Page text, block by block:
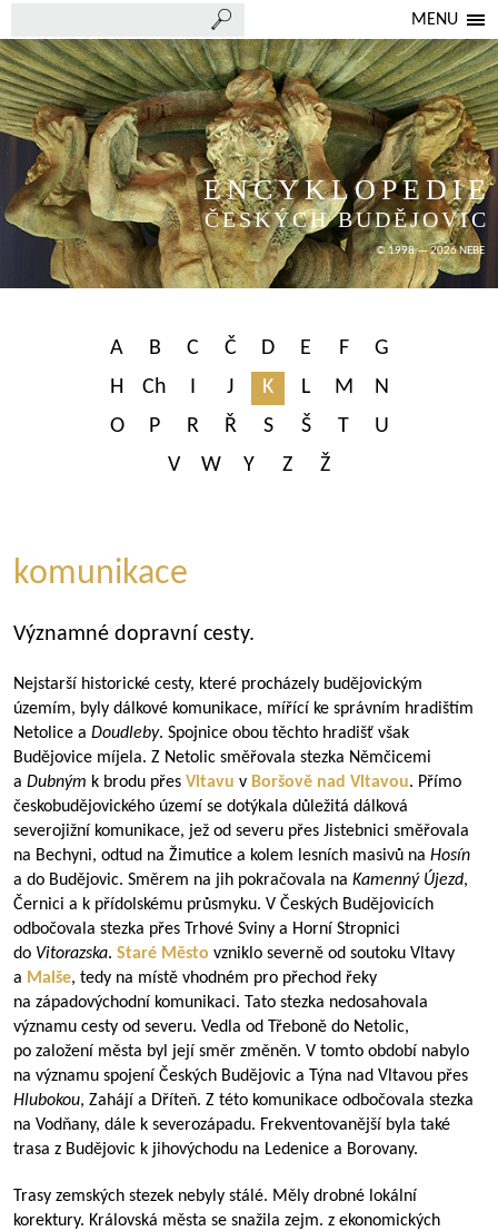
MENU
ENCYKLOPEDIE
ČESKÝCH BUDĚJOVIC
© 1998 — 2026 NEBE
A B C Č D E F
G
H
Ch I J K L M
N
O
P R Ř S Š T
U
V
W Y Z Ž
komunikace
Významné dopravní cesty.
Nejstarší historické cesty, které procházely budějovickým
územím, byly dálkové komunikace, mířící ke správním hradištím
Netolice a Doudleby. Spojnice obou těchto hradišť však
Budějovice míjela. Z Netolic směřovala stezka Němčicemi
a Dubným k brodu přes Vltavu v Boršově nad Vltavou. Přímo
českobudějovického území se dotýkala důležitá dálková
severojižní komunikace, jež od severu přes Jistebnici směřovala
na Bechyni, odtud na Žimutice a kolem lesních masivů na Hosín
a do Budějovic. Směrem na jih pokračovala na Kamenný Újezd,
Černici a k přídolskému průsmyku. V Českých Budějovicích
odbočovala stezka přes Trhové Sviny a Horní Stropnici
do Vitorazska. Staré Město vzniklo severně od soutoku Vltavy
a Malše, tedy na místě vhodném pro přechod řeky
na západovýchodní komunikaci. Tato stezka nedosahovala
významu cesty od severu. Vedla od Třeboně do Netolic,
po založení města byl její směr změněn. V tomto období nabylo
na významu spojení Českých Budějovic a Týna nad Vltavou přes
Hlubokou, Zahájí a Dříteň. Z této komunikace odbočovala stezka
na Vodňany, dále k severozápadu. Frekventovanější byla také
trasa z Budějovic k jihovýchodu na Ledenice a Borovany.
Trasy zemských stezek nebyly stálé. Měly drobné lokální
korektury. Královská města se snažila zejm. z ekonomických